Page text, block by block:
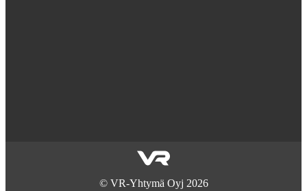
© VR-Yhtymä Oyj 2026